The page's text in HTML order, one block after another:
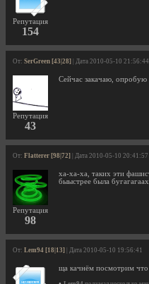
Репутация
154
От: SerGreen [43|28] | Дата 2010-05-10 21:56:44
Репутация
43
Сейчас закачаю,
От: Flatterer [98|72] | Дата 2010-05-10 20:41:57
Репутация
98
ха-ха-ха, таких эти
быыстрее была
От: Lem94 [18|13] | Дата 2010-05-10 19:56:41
ща качнём посмотрим что